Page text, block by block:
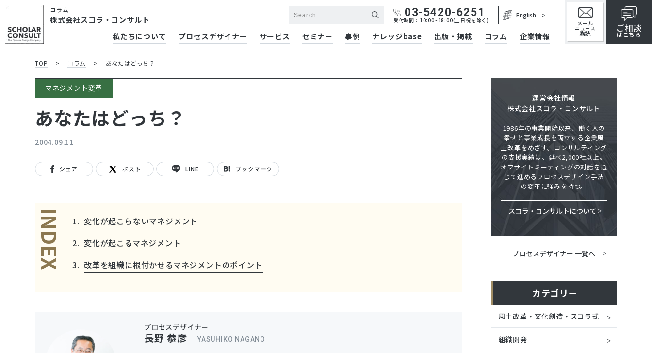
コラム
株式会社スコラ・コンサルト
03-5420-6251
受付時間：10:00~18:00(土日祝を除く)
English
私たちについて プロセスデザイナー サービス セミナー 事例 ナレッジbase 出版・掲載 コラム 企業情報
メール
ニュース
購読 ご相談
はこちら
TOP > コラム > あなたはどっち？
マネジメント変革
あなたはどっち？
2004.09.11
シェア ポスト LINE ブックマーク
INDEX
変化が起こらないマネジメント
変化が起こるマネジメント
改革を組織に根付かせるマネジメントのポイント
プロセスデザイナー
長野 恭彦 YASUHIKO NAGANO
運営会社情報
株式会社スコラ・コンサルト
1986年の事業開始以来、働く人の
幸せと事業成長を両立する企業風
土改革をめざす。コンサルティング
の支援実績は、延べ2,000社以上。
オフサイトミーティングの対話を通
じて進めるプロセスデザイン手法
の変革に強みを持つ。
スコラ・コンサルトについて
プロセスデザイナー 一覧へ
カテゴリー
風土改革・文化創造・スコラ式
組織開発